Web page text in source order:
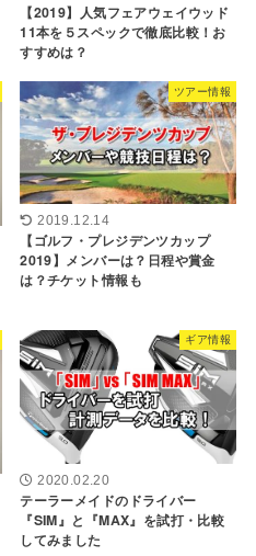
【2019】人気フェアウェイウッド
11本を５スペックで徹底比較！お
すすめは？
ツアー情報
2019.12.14
【ゴルフ・プレジデンツカップ
2019】メンバーは？日程や賞金
は？チケット情報も
ギア情報
2020.02.20
テーラーメイドのドライバー
『SIM』と『MAX』を試打・比較
してみました